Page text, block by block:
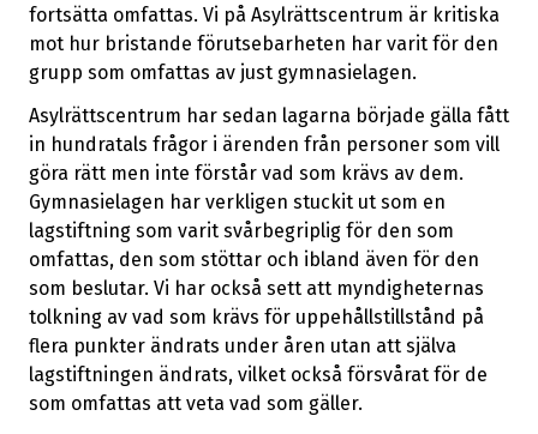
fortsätta omfattas. Vi på Asylrättscentrum är kritiska
mot hur bristande förutsebarheten har varit för den
grupp som omfattas av just gymnasielagen.
Asylrättscentrum har sedan lagarna började gälla fått
in hundratals frågor i ärenden från personer som vill
göra rätt men inte förstår vad som krävs av dem.
Gymnasielagen har verkligen stuckit ut som en
lagstiftning som varit svårbegriplig för den som
omfattas, den som stöttar och ibland även för den
som beslutar. Vi har också sett att myndigheternas
tolkning av vad som krävs för uppehållstillstånd på
flera punkter ändrats under åren utan att själva
lagstiftningen ändrats, vilket också försvårat för de
som omfattas att veta vad som gäller.